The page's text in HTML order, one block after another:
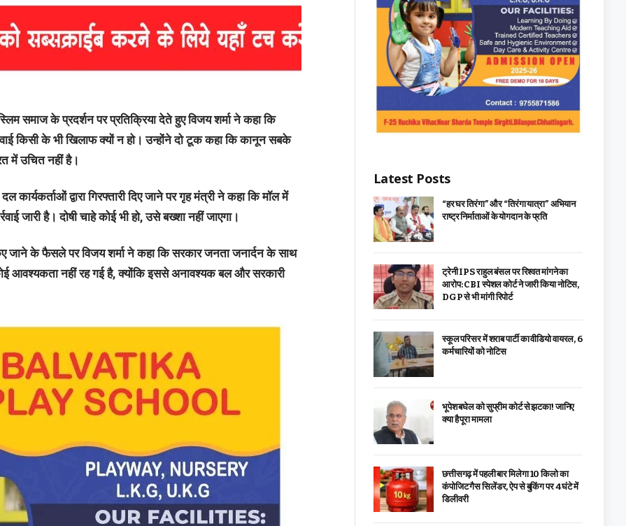
समाज के प्रदर्शन पर प्रतिक्रिया देते हुए विजय शर्मा ने कहा कि
किसी के भी खिलाफ क्यों न हो। उन्होंने दो टूक कहा कि कानून सबके
में उचित नहीं है।
द्वारा गिरफ्तारी दिए जाने पर गृह मंत्री ने कहा कि मॉल में
जारी है। दोषी चाहे कोई भी हो, उसे बख्शा नहीं जाएगा।
जाने के फैसले पर विजय शर्मा ने कहा कि सरकार जनता जनार्दन के साथ
आवश्यकता नहीं रह गई है, क्योंकि इससे अनावश्यक बल और सरकारी
Latest Posts
“हर घर तिरंगा” और “तिरंगा यात्रा” अभियान
राष्ट्र निर्माताओं के योगदान के प्रति
ट्रेनी IPS राहुल बंसल पर रिश्वत मांगने का
आरोप: CBI स्पेशल कोर्ट ने जारी किया नोटिस,
DGP से भी मांगी रिपोर्ट
स्कूल परिसर में शराब पार्टी का वीडियो वायरल, 6
कर्मचारियों को नोटिस
भूपेश बघेल को सुप्रीम कोर्ट से झटका! जानिए
क्या है पूरा मामला
छत्तीसगढ़ में पहली बार मिलेगा 10 किलो का
कंपोजिट गैस सिलेंडर, ऐप से बुकिंग पर 4 घंटे में
डिलीवरी